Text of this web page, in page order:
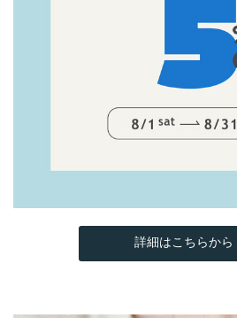
詳細はこちらか